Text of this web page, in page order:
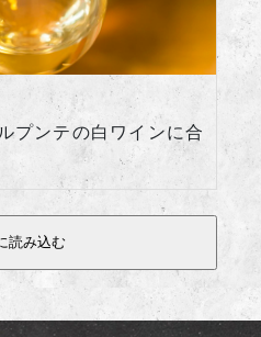
プンテの白ワインに合
読み込む